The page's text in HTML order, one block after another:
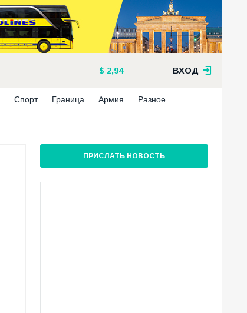
2,94 ВХОД
Спорт Граница Армия Разное
ПРИСЛАТЬ НОВОСТЬ